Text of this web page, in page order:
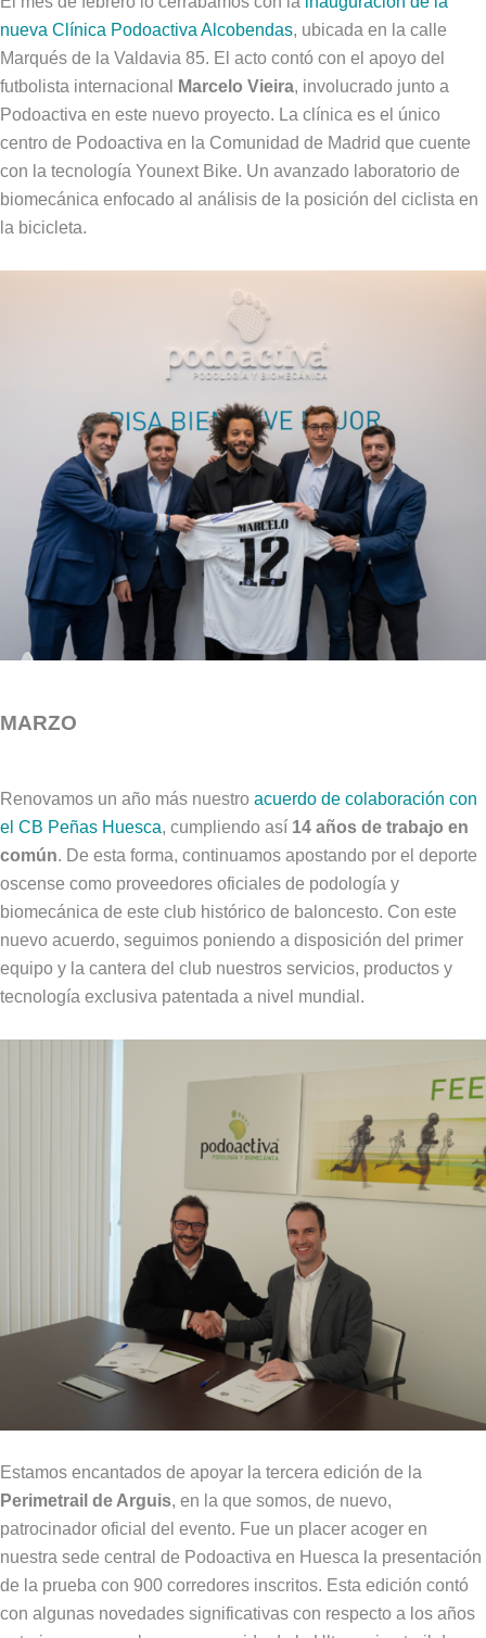
nueva Clínica Podoactiva Alcobendas, ubicada en la calle
Marqués de la Valdavia 85. El acto contó con el apoyo del
futbolista internacional
Marcelo Vieira, involucrado junto a
Podoactiva en este nuevo proyecto. La clínica es el único
centro de Podoactiva en la Comunidad de Madrid que cuente
con la tecnología Younext Bike. Un avanzado laboratorio de
biomecánica enfocado al análisis de la posición del ciclista en
la bicicleta.
MARZO
Renovamos un año más nuestro acuerdo de colaboración con
el CB Peñas Huesca, cumpliendo así 14 años de trabajo en
común. De esta forma, continuamos apostando por el deporte
oscense como proveedores oficiales de podología y
biomecánica de este club histórico de baloncesto. Con este
nuevo acuerdo, seguimos poniendo a disposición del primer
equipo y la cantera del club nuestros servicios, productos y
tecnología exclusiva patentada a nivel mundial.
Estamos encantados de apoyar la tercera edición de la
Perimetrail de Arguis, en la que somos, de nuevo,
patrocinador oficial del evento. Fue un placer acoger en
nuestra sede central de Podoactiva en Huesca la presentación
de la prueba con 900 corredores inscritos. Esta edición contó
con algunas novedades significativas con respecto a los años